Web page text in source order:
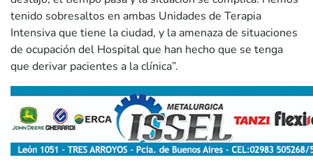
tenido sobresaltos en ambas Unidades de Terapia
Intensiva que tiene la ciudad, y la amenaza de situaciones
de ocupación del Hospital que han hecho que se tenga
que derivar pacientes a la clínica”.